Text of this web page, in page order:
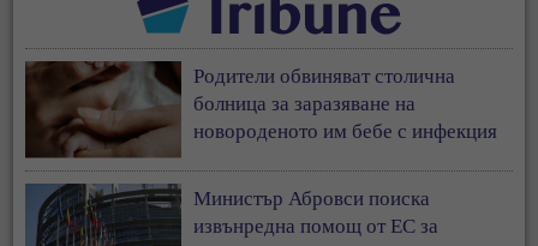
Родители обвиняват столична
болница за заразяване на
новороденото им бебе с инфекция
Министър Абровси поиска
извънредна помощ от ЕС за